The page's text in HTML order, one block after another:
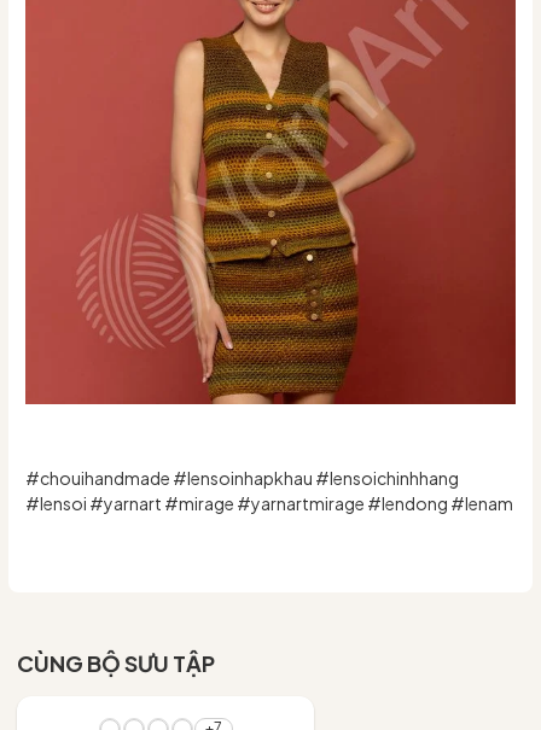
#chouihandmade #lensoinhapkhau #lensoichinhhang
#lensoi #yarnart #mirage #yarnartmirage #lendong #lenam
CÙNG BỘ SƯU TẬP